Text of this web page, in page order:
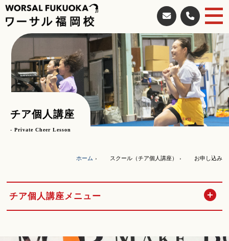
チア個人講座
- Private Cheer Lesson
ホーム スクール（チア個人講座） お申し込み
チア個人講座メニュー 開